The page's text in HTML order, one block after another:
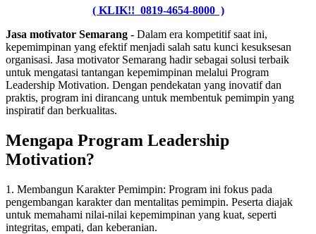
( KLIK!! 0819-4654-8000 )
Jasa motivator Semarang - Dalam era kompetitif saat ini,
kepemimpinan yang efektif menjadi salah satu kunci kesuksesan
organisasi. Jasa motivator Semarang hadir sebagai solusi terbaik
untuk mengatasi tantangan kepemimpinan melalui Program
Leadership Motivation. Dengan pendekatan yang inovatif dan
praktis, program ini dirancang untuk membentuk pemimpin yang
inspiratif dan berkualitas.
Mengapa Program Leadership
Motivation?
1. Membangun Karakter Pemimpin: Program ini fokus pada
pengembangan karakter dan mentalitas pemimpin. Peserta diajak
untuk memahami nilai-nilai kepemimpinan yang kuat, seperti
integritas, empati, dan keberanian.